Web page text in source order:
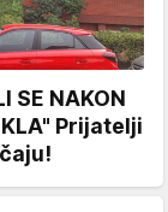
SE NAKON
Prijatelji